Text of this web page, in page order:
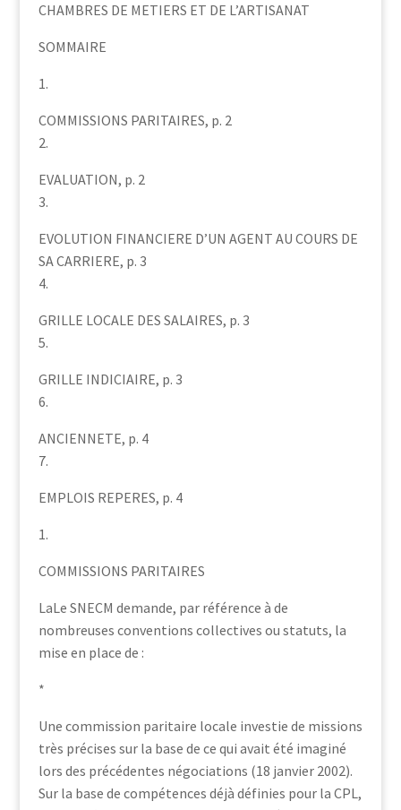
CHAMBRES DE METIERS ET DE L’ARTISANAT
SOMMAIRE
1.
COMMISSIONS PARITAIRES, p. 2
2.
EVALUATION, p. 2
3.
EVOLUTION FINANCIERE D’UN AGENT AU COURS DE
SA CARRIERE, p. 3
4.
GRILLE LOCALE DES SALAIRES, p. 3
5.
GRILLE INDICIAIRE, p. 3
6.
ANCIENNETE, p. 4
7.
EMPLOIS REPERES, p. 4
1.
COMMISSIONS PARITAIRES
LaLe SNECM demande, par référence à de
nombreuses conventions collectives ou statuts, la
mise en place de :
*
Une commission paritaire locale investie de missions
très précises sur la base de ce qui avait été imaginé
lors des précédentes négociations (18 janvier 2002).
Sur la base de compétences déjà définies pour la CPL,